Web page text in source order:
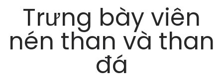
Trưng bày viên
nén than và than
đá